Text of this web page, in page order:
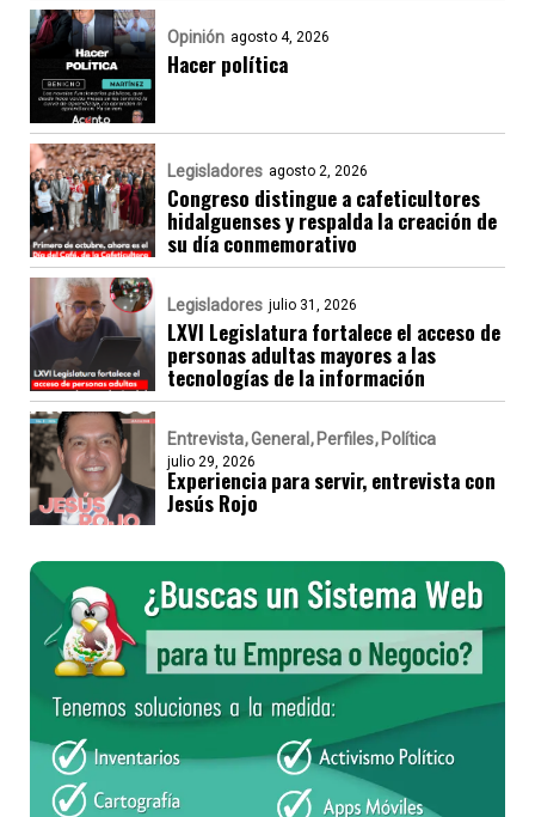
Opinión agosto 4, 2026
Hacer política
Legisladores agosto 2, 2026
Congreso distingue a cafeticultores
hidalguenses y respalda la creación de
su día conmemorativo
Legisladores julio 31, 2026
LXVI Legislatura fortalece el acceso de
personas adultas mayores a las
tecnologías de la información
Entrevista General Perfiles Política
julio 29, 2026
Experiencia para servir, entrevista con
Jesús Rojo